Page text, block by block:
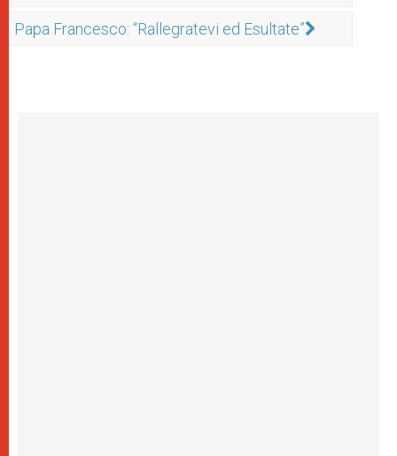
Papa Francesco: “Rallegratevi ed Esultate”